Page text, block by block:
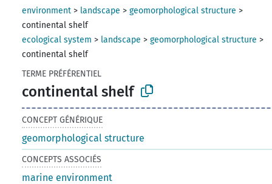
environment > landscape >geomorphological structure >
continental shelf
ecological system > landscape >geomorphological structure >
continental shelf
TERME PRÉFÉRENTIEL
continental shelf
CONCEPT GÉNÉRIQUE
geomorphological structure
CONCEPTS ASSOCIÉS
marine environment